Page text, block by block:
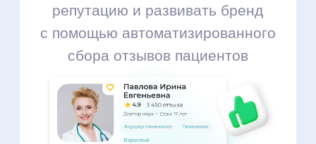
Решаем ключевые
задачи клиник:
Ответы на отзывы
Личный кабинет